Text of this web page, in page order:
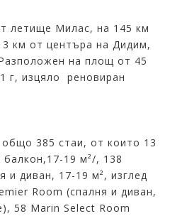
летище Милас, на 145 км
км от центъра на Дидим,
на площ от 45
г, изцяло реновиран
385 стаи, от които 13
19 м²/, 138
и диван, 17-19 м², изглед
Room (спалня и диван,
58 Marin Select Room